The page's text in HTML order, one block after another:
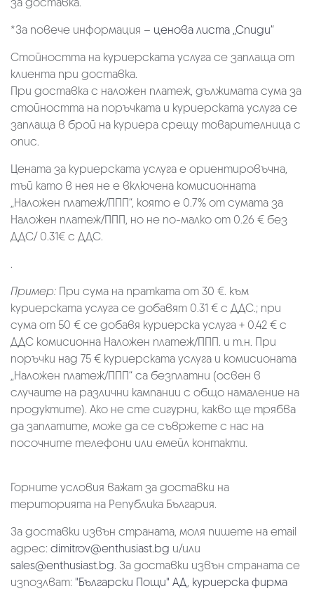
*За повече информация – ценова листа „Спиди“
Стойността на куриерската услуга се заплаща от
клиента при доставка.
При доставка с наложен платеж, дължимата сума за
стойността на поръчката и куриерската услуга се
заплаща в брой на куриера срещу товарителница с
опис.
Цената за куриерската услуга е ориентировъчна,
тъй като в нея не е включена комисионната
„Наложен платеж/ППП“, която е 0.7% от сумата за
Наложен платеж/ППП, но не по-малко от 0.26 € без
ДДС/ 0.31€ с ДДС.
.
Пример: При сума на пратката от 30 €. към
куриерската услуга се добавят 0.31 € с ДДС.; при
сума от 50 € се добавя куриерска услуга + 0.42 € с
ДДС комисионна Наложен платеж/ППП. и т.н. При
поръчки над 75 € куриерската услуга и комисионата
„Наложен платеж/ППП“ са безплатни (освен в
случаите на различни кампании с общо намаление на
продуктите). Ако не сте сигурни, какво ще трябва
да заплатите, може да се съвржете с нас на
посочните телефони или емейл контакти.
Горните условия важат за доставки на
територията на Република България.
За доставки извън страната, моля пишете на email
адрес: dimitrov@enthusiast.bg и/или
sales@enthusiast.bg. За доставки извън страната се
изпозлват: "Български Пощи" АД, куриерска фирма